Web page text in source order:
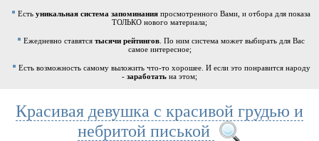
Есть уникальная система запоминания просмотренного Вами, и отбора для показа
ТОЛЬКО нового материала;
Ежедневно ставятся тысячи рейтингов . По ним система может выбирать для Вас
самое интересное;
Есть возможность самому выложить что-то хорошее. И если это понравится народу
- заработать на этом;
Красивая девушка с красивой грудью и
небритой писькой